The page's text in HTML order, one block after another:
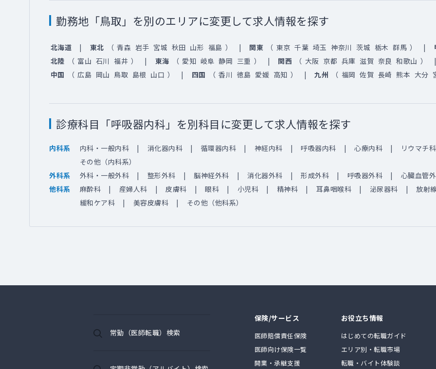
勤務地「鳥取」を別のエリアに変更して求人情報を探す
北海道 東北 （ 青森 岩手 宮城 秋田 山形 福島 ） 関東 （ 東京 千葉 埼玉 神奈川 茨城 栃木 群馬 ）
北陸
（ 富山 石川 福井 ） 東海 （ 愛知 岐阜 静岡 三重 ） 関西 （ 大阪 京都 兵庫 滋賀 奈良 和歌山 ）
中国
（ 広島 岡山 鳥取 島根 山口 ） 四国 （ 香川 徳島 愛媛 高知 ） 九州 （ 福岡 佐賀 長崎 熊本 大分
診療科目「呼吸器内科」を別科目に変更して求人情報を探す
内科系 内科・一般内科 消化器内科 循環器内科 神経内科 呼吸器内科 心療内科
リウマチ科
その他（内科系）
外科系
外科・一般外科 整形外科 脳神経外科 消化器外科 形成外科 呼吸器外科
心臓血管
他科系
麻酔科 産婦人科 皮膚科 眼科 小児科 精神科 耳鼻咽喉科 泌尿器科
放射
緩和ケア科
美容皮膚科 その他（他科系）
常勤（医師転職）検索
保険/サービス
医師賠償責任保険
医師向け保険一覧
開業・承継支援
お役立ち情報
はじめての転職ガイド
エリア別・転職市場
転職・バイト体験談